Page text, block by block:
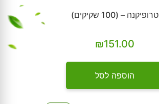
טרופיקנה – (100 שקיקים)
₪151.00
הוספה לסל